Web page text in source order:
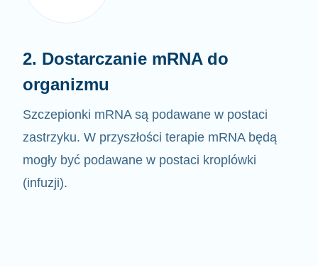
organizmu
Szczepionki mRNA są podawane w postaci
zastrzyku. W przyszłości terapie mRNA będą
mogły być podawane w postaci kroplówki
(infuzji).